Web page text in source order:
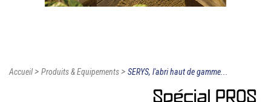
Accueil> Produits & Equipements> SERYS, l'abri haut de gamme...